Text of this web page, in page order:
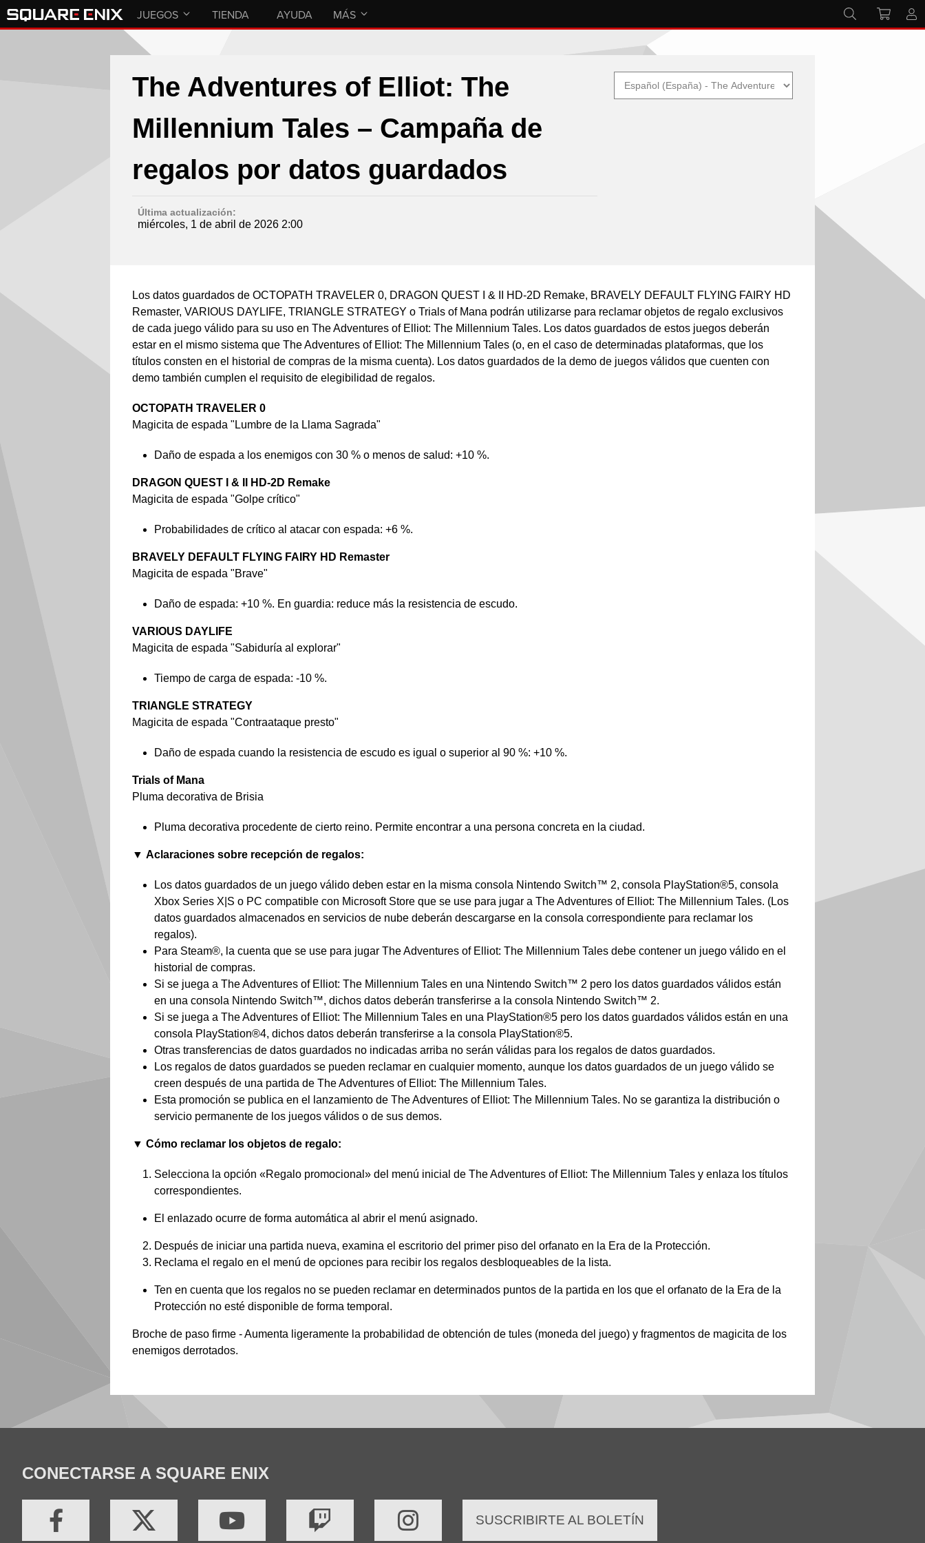
JUEGOS TIENDA AYUDA MÁS
The Adventures of Elliot: The
Millennium Tales – Campaña de
regalos por datos guardados
Última actualización:
miércoles, 1 de abril de 2026 2:00
Los datos guardados de OCTOPATH TRAVELER 0, DRAGON QUEST I & II HD-2D Remake, BRAVELY DEFAULT FLYING FAIRY HD
Remaster, VARIOUS DAYLIFE, TRIANGLE STRATEGY o Trials of Mana podrán utilizarse para reclamar objetos de regalo exclusivos
de cada juego válido para su uso en The Adventures of Elliot: The Millennium Tales. Los datos guardados de estos juegos deberán
estar en el mismo sistema que The Adventures of Elliot: The Millennium Tales (o, en el caso de determinadas plataformas, que los
títulos consten en el historial de compras de la misma cuenta). Los datos guardados de la demo de juegos válidos que cuenten con
demo también cumplen el requisito de elegibilidad de regalos.
OCTOPATH TRAVELER 0
Magicita de espada "Lumbre de la Llama Sagrada"
Daño de espada a los enemigos con 30 % o menos de salud: +10 %.
DRAGON QUEST I & II HD-2D Remake
Magicita de espada "Golpe crítico"
Probabilidades de crítico al atacar con espada: +6 %.
BRAVELY DEFAULT FLYING FAIRY HD Remaster
Magicita de espada "Brave"
Daño de espada: +10 %. En guardia: reduce más la resistencia de escudo.
VARIOUS DAYLIFE
Magicita de espada "Sabiduría al explorar"
Tiempo de carga de espada: -10 %.
TRIANGLE STRATEGY
Magicita de espada "Contraataque presto"
Daño de espada cuando la resistencia de escudo es igual o superior al 90 %: +10 %.
Trials of Mana
Pluma decorativa de Brisia
Pluma decorativa procedente de cierto reino. Permite encontrar a una persona concreta en la ciudad.
▼ Aclaraciones sobre recepción de regalos:
Los datos guardados de un juego válido deben estar en la misma consola Nintendo Switch™ 2, consola PlayStation®5, consola
Xbox Series X|S o PC compatible con Microsoft Store que se use para jugar a The Adventures of Elliot: The Millennium Tales. (Los
datos guardados almacenados en servicios de nube deberán descargarse en la consola correspondiente para reclamar los
regalos).
Para Steam®, la cuenta que se use para jugar The Adventures of Elliot: The Millennium Tales debe contener un juego válido en el
historial de compras.
Si se juega a The Adventures of Elliot: The Millennium Tales en una Nintendo Switch™ 2 pero los datos guardados válidos están
en una consola Nintendo Switch™, dichos datos deberán transferirse a la consola Nintendo Switch™ 2.
Si se juega a The Adventures of Elliot: The Millennium Tales en una PlayStation®5 pero los datos guardados válidos están en una
consola PlayStation®4, dichos datos deberán transferirse a la consola PlayStation®5.
Otras transferencias de datos guardados no indicadas arriba no serán válidas para los regalos de datos guardados.
Los regalos de datos guardados se pueden reclamar en cualquier momento, aunque los datos guardados de un juego válido se
creen después de una partida de The Adventures of Elliot: The Millennium Tales.
Esta promoción se publica en el lanzamiento de The Adventures of Elliot: The Millennium Tales. No se garantiza la distribución o
servicio permanente de los juegos válidos o de sus demos.
▼ Cómo reclamar los objetos de regalo:
Selecciona la opción «Regalo promocional» del menú inicial de The Adventures of Elliot: The Millennium Tales y enlaza los títulos
correspondientes.
El enlazado ocurre de forma automática al abrir el menú asignado.
Después de iniciar una partida nueva, examina el escritorio del primer piso del orfanato en la Era de la Protección.
Reclama el regalo en el menú de opciones para recibir los regalos desbloqueables de la lista.
Ten en cuenta que los regalos no se pueden reclamar en determinados puntos de la partida en los que el orfanato de la Era de la
Protección no esté disponible de forma temporal.
Broche de paso firme - Aumenta ligeramente la probabilidad de obtención de tules (moneda del juego) y fragmentos de magicita de los
enemigos derrotados.
CONECTARSE A SQUARE ENIX
SUSCRIBIRTE AL BOLETÍN